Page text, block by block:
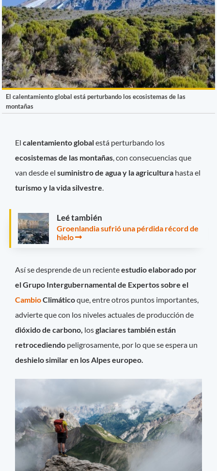
El calentamiento global está perturbando los ecosistemas de las
montañas
Elcalentamiento globalestá perturbando los
ecosistemas de las montañas , con consecuencias que
van desde elsuministro de agua y la agricultura hasta el
turismo y la vida silvestre
Leé también
Groenlandia sufrió una pérdida récord de
hielo
Así se desprende de un recienteestudio elaborado por
el Grupo Intergubernamental de Expertos sobre el
CambioClimáticoque, entre otros puntos importantes,
advierte que con los niveles actuales de producción de
dìóxido de carbono, losglaciares también están
retrocediendo peligrosamente, por lo que se espera un
deshielo similar en los Alpes europeo.